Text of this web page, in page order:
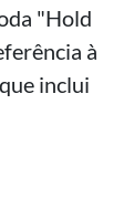
"Hold
à
inclui